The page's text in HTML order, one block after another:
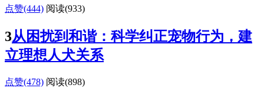
点赞(444) 阅读(933)
3从困扰到和谐：科学纠正宠物行为，建
立理想人犬关系
点赞(478) 阅读(898)